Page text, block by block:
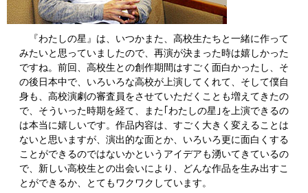
『わたしの星』は、いつかまた、高校生たちと一緒に作って
みたいと思っていましたので、再演が決まった時は嬉しかった
ですね。前回、高校生との創作期間はすごく面白かったし、そ
の後日本中で、いろいろな高校が上演してくれて、そして僕自
身も、高校演劇の審査員をさせていただくことも増えてきたの
で、そういった時期を経て、また｢わたしの星｣を上演できるの
は本当に嬉しいです。作品内容は、すごく大きく変えることは
ないと思いますが、演出的な面とか、いろいろ更に面白くする
ことができるのではないかというアイデアも湧いてきているの
で、新しい高校生との出会いにより、どんな作品を生み出すこ
とができるか、とてもワクワクしています。